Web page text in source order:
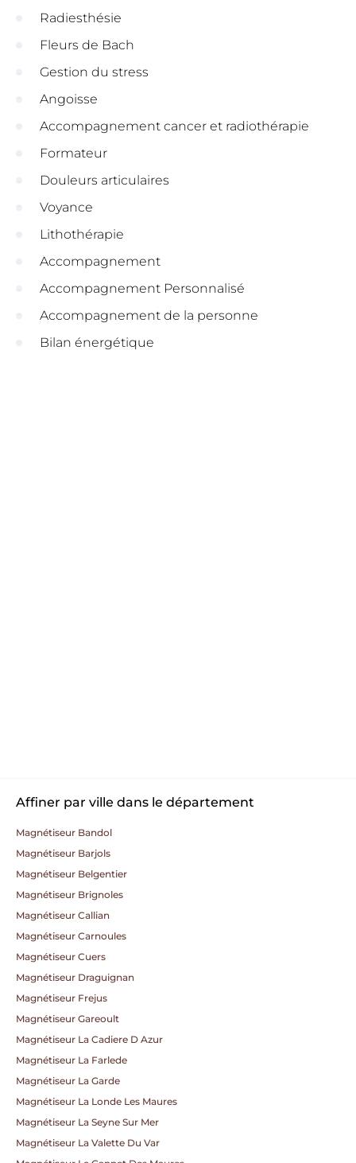
Radiesthésie
Fleurs de Bach
Gestion du stress
Angoisse
Accompagnement cancer et radiothérapie
Formateur
Douleurs articulaires
Voyance
Lithothérapie
Accompagnement
Accompagnement Personnalisé
Accompagnement de la personne
Bilan énergétique
Affiner par ville dans le département
Magnétiseur Bandol
Magnétiseur Barjols
Magnétiseur Belgentier
Magnétiseur Brignoles
Magnétiseur Callian
Magnétiseur Carnoules
Magnétiseur Cuers
Magnétiseur Draguignan
Magnétiseur Frejus
Magnétiseur Gareoult
Magnétiseur La Cadiere D Azur
Magnétiseur La Farlede
Magnétiseur La Garde
Magnétiseur La Londe Les Maures
Magnétiseur La Seyne Sur Mer
Magnétiseur La Valette Du Var